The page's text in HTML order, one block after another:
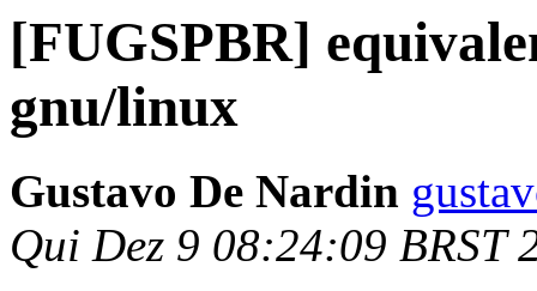
[FUGSPBR]
gnu/linux
Gustavo De Nardin
Qui Dez 9 08:24:09 BRST